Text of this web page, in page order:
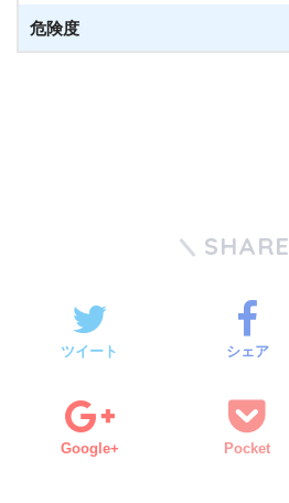
危険度
SHARE
ツイート シェア
Google+ Pocket